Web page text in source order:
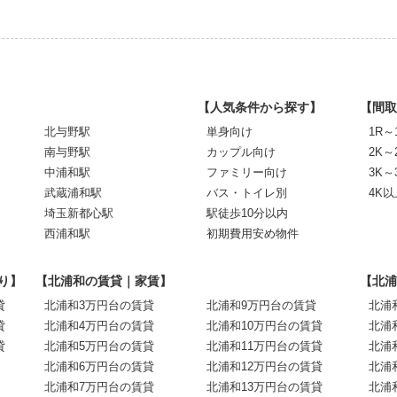
北与野駅
南与野駅
中浦和駅
武蔵浦和駅
埼玉新都心駅
西浦和駅
【人気条件から探す】
単身向け
カップル向け
ファミリー向け
バス・トイレ別
駅徒歩10分以内
初期費用安め物件
【間
1R
2K～
3K～
4K以
】 【北浦和の賃貸｜家賃】
北浦和3万円台の賃貸
北浦和4万円台の賃貸
北浦和5万円台の賃貸
北浦和6万円台の賃貸
北浦和7万円台の賃貸
北浦和9万円台の賃貸
北浦和10万円台の賃貸
北浦和11万円台の賃貸
北浦和12万円台の賃貸
北浦和13万円台の賃貸
【北
北浦
北浦
北浦
北浦
北浦